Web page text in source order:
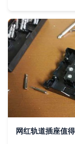
网红轨道插座值